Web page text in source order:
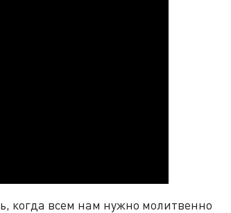
когда всем нам нужно молитвенно